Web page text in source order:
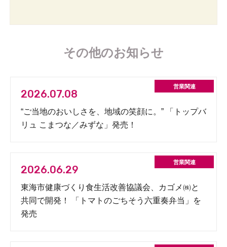
その他のお知らせ
2026.07.08
“ご当地のおいしさを、地域の笑顔に。” 「トップバ
リュ こまつな／みずな」発売！
2026.06.29
東海市健康づくり食生活改善協議会、カゴメ㈱と
共同で開発！ 「トマトのごちそう六重奏弁当」を
発売